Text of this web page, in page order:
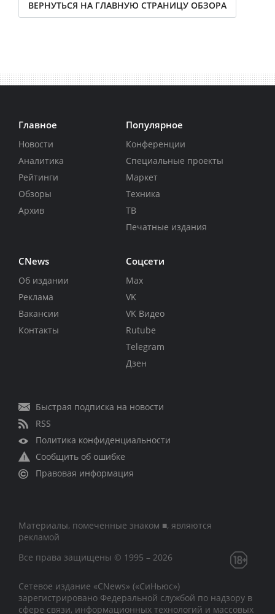
ВЕРНУТЬСЯ НА ГЛАВНУЮ СТРАНИЦУ ОБЗОРА
Главное
Новости
Аналитика
Рейтинги
Обзоры
Архив
Популярное
Конференции
Специальные проекты
Маркет
Техника
ТВ
Печатные издания
CNews
Об издании
Реклама
Вакансии
Контакты
Соцсети
Max
VK
VK Видео
Rutube
Telegram
Дзен
Быстрая подписка на новости
RSS
Политика конфиденциальности
Сообщить об ошибке
Правовая информация
Материалы, помеченные знаком ■, являются
рекламой
Все права защищены © 1995 – 2026
Сетевое издание «CNews» («СиНьюс»)
зарегистрировано Федеральной службой по надзору в
сфере связи, информационных технологий и массовых